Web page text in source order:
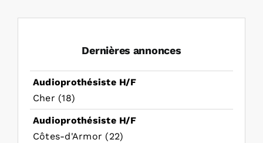
Dernières annonces
Audioprothésiste H/F
Cher (18)
Audioprothésiste H/F
Côtes-d'Armor (22)